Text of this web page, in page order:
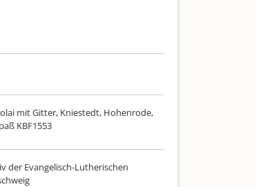
mit Gitter, Kniestedt, Hohenrode,
KBF1553
der Evangelisch-Lutherischen